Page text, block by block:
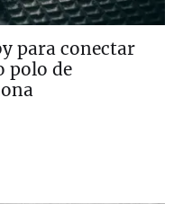
para conectar
polo de